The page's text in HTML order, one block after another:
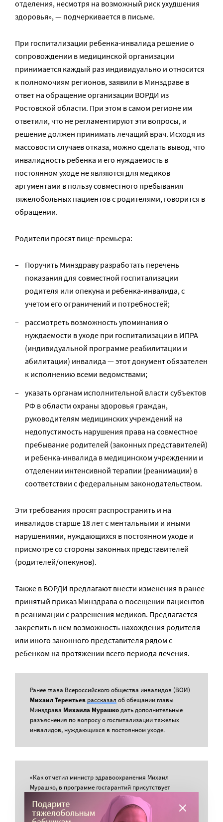
отделения, несмотря на возможный риск ухудшения
здоровья», — подчеркивается в письме.
При госпитализации ребенка-инвалида решение о
сопровождении в медицинской организации
принимается каждый раз индивидуально и относится
к полномочиям регионов, заявили в Минздраве в
ответ на обращение организации ВОРДИ из
Ростовской области. При этом в самом регионе им
ответили, что не регламентируют эти вопросы, и
решение должен принимать лечащий врач. Исходя из
массовости случаев отказа, можно сделать вывод, что
инвалидность ребенка и его нуждаемость в
постоянном уходе не являются для медиков
аргументами в пользу совместного пребывания
тяжелобольных пациентов с родителями, говорится в
обращении.
Родители просят вице-премьера:
Поручить Минздраву разработать перечень
показания для совместной госпитализации
родителя или опекуна и ребенка-инвалида, с
учетом его ограничений и потребностей;
рассмотреть возможность упоминания о
нуждаемости в уходе при госпитализации в ИПРА
(индивидуальной программе реабилитации и
абилитации) инвалида — этот документ обязателен
к исполнению всеми ведомствами;
указать органам исполнительной власти субъектов
РФ в области охраны здоровья граждан,
руководителям медицинских учреждений на
недопустимость нарушения права на совместное
пребывание родителей (законных представителей)
и ребенка-инвалида в медицинском учреждении и
отделении интенсивной терапии (реанимации) в
соответствии с федеральным законодательством.
Эти требования просят распространить и на
инвалидов старше 18 лет с ментальными и иными
нарушениями, нуждающихся в постоянном уходе и
присмотре со стороны законных представителей
(родителей/опекунов).
Также в ВОРДИ предлагают внести изменения в ранее
принятый приказ Минздрава о посещении пациентов
в реанимации с разрешения медиков. Предлагается
закрепить в нем возможность нахождения родителя
или иного законного представителя рядом с
ребенком на протяжении всего периода лечения.
Ранее глава Всероссийского общества инвалидов (ВОИ)
Михаил Терентьев рассказал об обещании главы
Минздрава Михаила Мурашкодать дополнительные
разъяснения по вопросу о госпитализации тяжелых
инвалидов, нуждающихся в постоянном уходе.
«Как отметил министр здравоохранения Михаил
Мурашко, в программе госгарантий присутствует
следующая норма: если пациент требует
индивидуального ухода, то для него может быть
выставлен дополнительный (медицинский — прим.)